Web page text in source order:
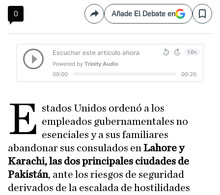
0 CompartirAñade El Debate en Save
E stados Unidos ordenó a los
empleados gubernamentales no
esenciales y a sus familiares
abandonar sus consulados en Lahore y
Karachi, las dos principales ciudades de
Pakistán, ante los riesgos de seguridad
derivados de la escalada de hostilidades